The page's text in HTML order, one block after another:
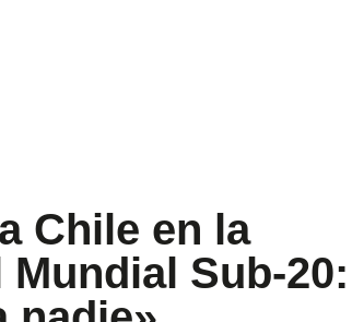
Chile en la
Sub-20: